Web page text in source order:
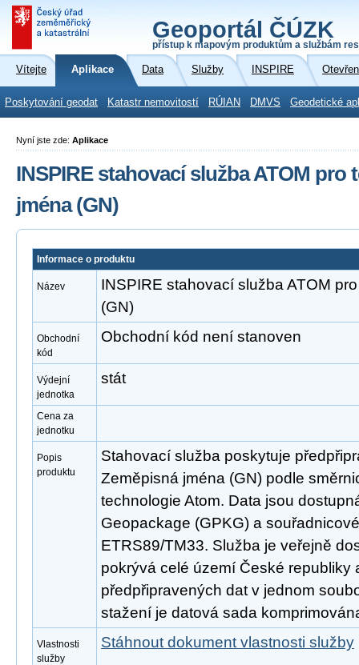
Geoportál ČÚZK
přístup k mapovým produktům a službám
Vítejte Aplikace Data Služby INSPIRE
Poskytování geodat Katastr nemovitostí RÚIAN DMVS Geodetické
Nyní jste zde: Aplikace
INSPIRE stahovací služba ATOM pro
jména (GN)
Informace o produktu
Název
INSPIRE stahovací služba ATOM
(GN)
Obchodní
kód
Obchodní kód není stanoven
Výdejní
jednotka
stát
Cena za
jednotku
Popis
produktu
Stahovací služba poskytuje
Zeměpisná jména (GN) podle
technologie Atom. Data jsou
Geopackage (GPKG) a
ETRS89/TM33. Služba je veřejně
pokrývá celé území České republiky
předpřipravených dat v jednom
stažení je datová sada
Vlastnosti
služby
Stáhnout dokument vlastnosti služby